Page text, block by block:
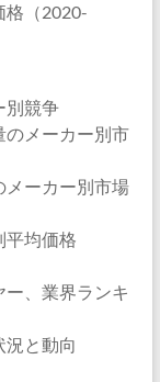
格（2020-
別競争
のメーカー別市
メーカー別市場
平均価格
、業界ランキ
と動向